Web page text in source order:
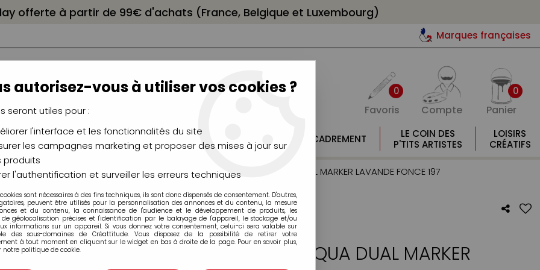
offerte à partir de 99€ d'achats (France, Belgique et Luxembourg)
Marques françaises
0
Favoris Compte
0
Panier
CHÂSSIS
CHEVALETS
AÉROGRAPHIE
MODÉLISME
MOULAGE
ENCADREMENT
LE COIN DES
P'TITS ARTISTES
LOISIRS
CRÉATIFS
Aqua Dual Marker Faber-Castell >FEUTRE GOLDFABER AQUA DUAL MARKER LAVANDE FONCE 197
FEUTRE GOLDFABER AQUA DUAL MARKER
autorisez-vous à utiliser vos cookies ?
seront utiles pour :
l'interface et les fonctionnalités du site
les campagnes marketing et proposer des mises à jour sur
produits
l'authentification et surveiller les erreurs techniques
sont nécessaires à des fins techniques, ils sont donc dispensés de consentement. D'autres,
peuvent être utilisés pour la personnalisation des annonces et du contenu, la mesure
et du contenu, la connaissance de l'audience et le développement de produits, les
de géolocalisation précises et l'identification par le balayage de l'appareil, le stockage et/ou
informations sur un appareil. Si vous donnez votre consentement, celui-ci sera valable sur
des sous-domaines de Créattitude. Vous disposez de la possibilité de retirer votre
à tout moment en cliquant sur le widget en bas à droite de la page. Pour en savoir plus,
notre politique de cookie.